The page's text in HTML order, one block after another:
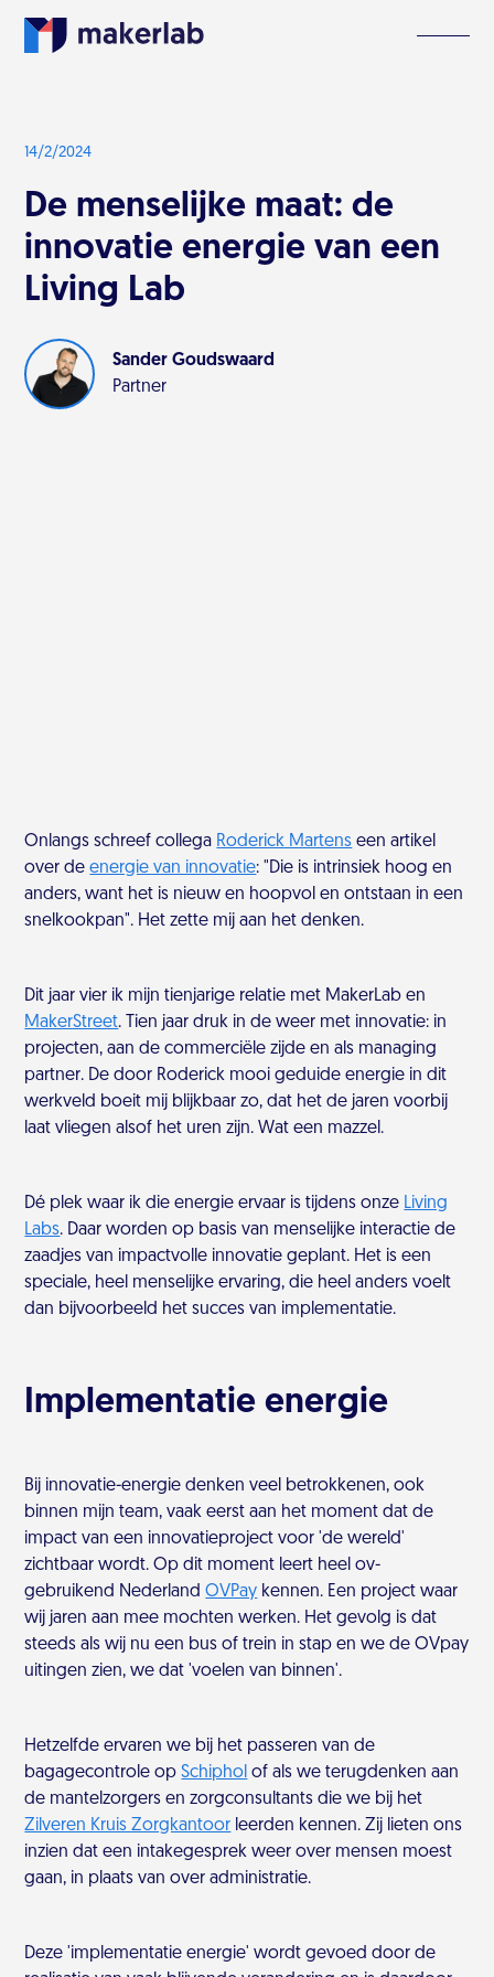
14/2/2024
De menselijke maat: de
innovatie energie van een
Living Lab
Sander Goudswaard
Partner
Onlangs schreef collega Roderick Martens een artikel
over deenergie van innovatie: "Die is intrinsiek hoog en
anders, want het is nieuw en hoopvol en ontstaan in een
snelkookpan". Het zette mij aan het denken.
Dit jaar vier ik mijn tienjarige relatie met MakerLab en
MakerStreet. Tien jaar druk in de weer met innovatie: in
projecten, aan de commerciële zijde en als managing
partner. De door Roderick mooi geduide energie in dit
werkveld boeit mij blijkbaar zo, dat het de jaren voorbij
laat vliegen alsof het uren zijn. Wat een mazzel.
Dé plek waar ik die energie ervaar is tijdens onze Living
Labs. Daar worden op basis van menselijke interactie de
zaadjes van impactvolle innovatie geplant. Het is een
speciale, heel menselijke ervaring, die heel anders voelt
dan bijvoorbeeld het succes van implementatie.
Implementatie energie
Bij innovatie-energie denken veel betrokkenen, ook
binnen mijn team, vaak eerst aan het moment dat de
impact van een innovatieproject voor 'de wereld'
zichtbaar wordt. Op dit moment leert heel ov-
gebruikend NederlandOVPay kennen. Een project waar
wij jaren aan mee mochten werken. Het gevolg is dat
steeds als wij nu een bus of trein in stap en we de OVpay
uitingen zien, we dat 'voelen van binnen'.
Hetzelfde ervaren we bij het passeren van de
bagagecontrole opSchiphol of als we terugdenken aan
de mantelzorgers en zorgconsultants die we bij het
Zilveren Kruis Zorgkantoor leerden kennen. Zij lieten ons
inzien dat een intakegesprek weer over mensen moest
gaan, in plaats van over administratie.
Deze 'implementatie energie' wordt gevoed door de